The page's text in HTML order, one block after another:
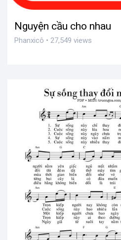
Nguyện cầu cho nhau
Phanxicô • 27,549 views